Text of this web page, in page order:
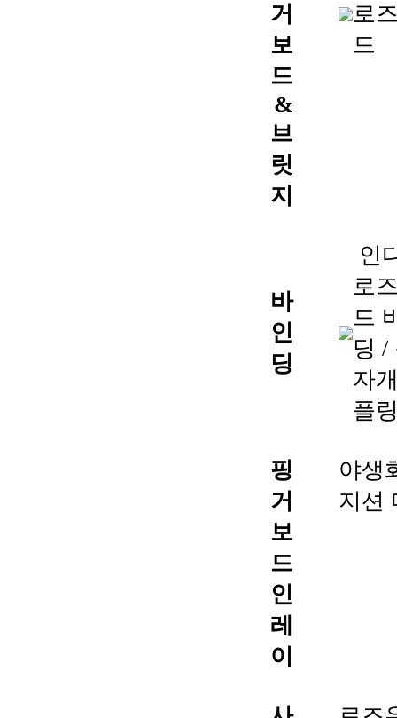
거
보
드
&
브
릿
지
로
드
바
인
딩
인
로
드
딩 /
자
플
핑
거
보
드
인
레
이
야생
지션